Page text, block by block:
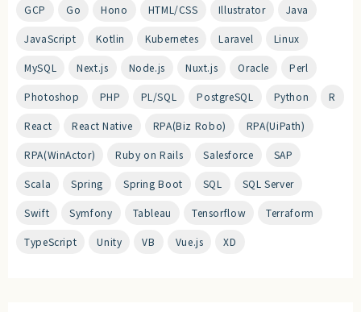
GCP Go Hono HTML/CSS Illustrator Java
JavaScript Kotlin Kubernetes Laravel Linux
MySQL Next.js Node.js Nuxt.js Oracle Perl
Photoshop PHP PL/SQL PostgreSQL Python R
React React Native RPA(Biz Robo) RPA(UiPath)
RPA(WinActor) Ruby on Rails Salesforce SAP
Scala Spring Spring Boot SQL SQL Server
Swift Symfony Tableau Tensorflow Terraform
TypeScript Unity VB Vue.js XD